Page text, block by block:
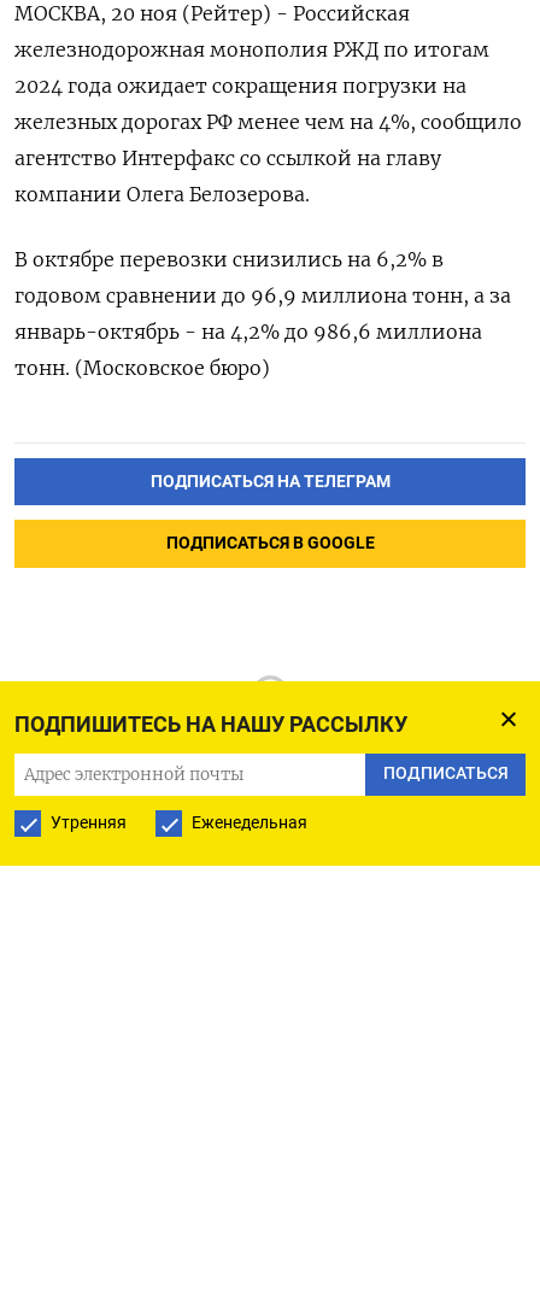
ПОДПИШИТЕСЬ НА НАШУ РАССЫЛКУ
ПОДПИСАТЬСЯ
Утренняя Еженедельная
МОСКВА, 20 ноя (Рейтер) - Российская
железнодорожная монополия РЖД по итогам
2024 года ожидает сокращения погрузки на
железных дорогах РФ менее чем на 4%, сообщило
агентство Интерфакс со ссылкой на главу
компании Олега Белозерова.
В октябре перевозки снизились на 6,2% в
годовом сравнении до 96,9 миллиона тонн, а за
январь-октябрь - на 4,2% до 986,6 миллиона
тонн. (Московское бюро)
ПОДПИСАТЬСЯ НА ТЕЛЕГРАМ
ПОДПИСАТЬСЯ В GOOGLE